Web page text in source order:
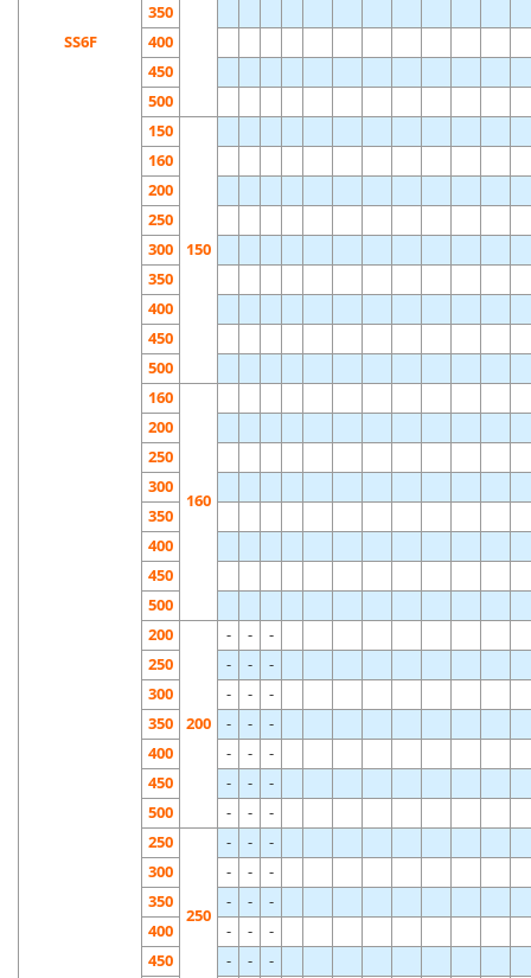
SS6F
350
400
450
500
150
150
160
200
250
300
350
400
450
500
160
160
200
250
300
350
400
450
500
200
200
- -
-
250
- -
-
300
- -
-
350
- -
-
400
- -
-
450
- -
-
500
- -
-
250
250
- -
-
300
- -
-
350
- -
-
400
- -
-
450
- -
-